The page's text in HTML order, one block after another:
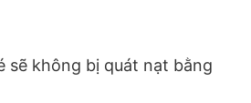
sẽ không bị quát nạt bằng